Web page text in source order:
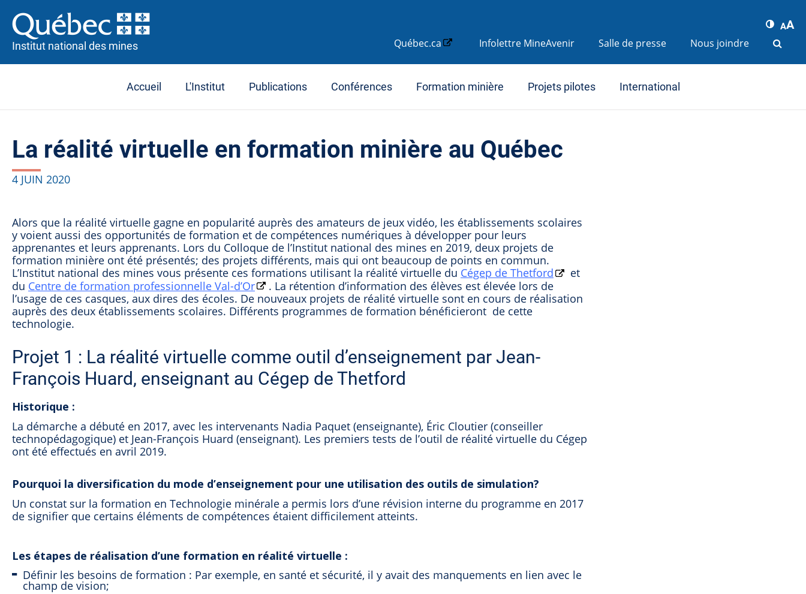
Institut national des mines
AA
Québec.ca Infolettre MineAvenir Salle de presse Nous joindre
Accueil L'Institut Publications Conférences Formation minière Projets pilotes International
La réalité virtuelle en formation minière au Québec
4 JUIN 2020
Alors que la réalité virtuelle gagne en popularité auprès des amateurs de jeux vidéo, les établissements scolaires
y voient aussi des opportunités de formation et de compétences numériques à développer pour leurs
apprenantes et leurs apprenants. Lors du Colloque de l’Institut national des mines en 2019, deux projets de
formation minière ont été présentés; des projets différents, mais qui ont beaucoup de points en commun.
L’Institut national des mines vous présente ces formations utilisant la réalité virtuelle du Cégep de Thetford
et
du Centre de formation professionnelle Val-d’Or
. La rétention d’information des élèves est élevée lors de
l’usage de ces casques, aux dires des écoles. De nouveaux projets de réalité virtuelle sont en cours de réalisation
auprès des deux établissements scolaires. Différents programmes de formation bénéficieront de cette
technologie.
Projet 1 : La réalité virtuelle comme outil d’enseignement par Jean-
François Huard, enseignant au Cégep de Thetford
Historique :
La démarche a débuté en 2017, avec les intervenants Nadia Paquet (enseignante), Éric Cloutier (conseiller
technopédagogique) et Jean-François Huard (enseignant). Les premiers tests de l’outil de réalité virtuelle du Cégep
ont été effectués en avril 2019.
Pourquoi la diversification du mode d’enseignement pour une utilisation des outils de simulation?
Un constat sur la formation en Technologie minérale a permis lors d’une révision interne du programme en 2017
de signifier que certains éléments de compétences étaient difficilement atteints.
Les étapes de réalisation d’une formation en réalité virtuelle :
Définir les besoins de formation : Par exemple, en santé et sécurité, il y avait des manquements en lien avec le
champ de vision;